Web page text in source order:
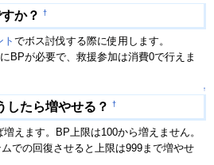
か？ †
ト でボス討伐する際に使用します。
BPが必要で、救援参加は消費0で行えま
↑
したら増やせる？ †
えます。BP上限は100から増えません。
での回復させると上限は999まで増やせ